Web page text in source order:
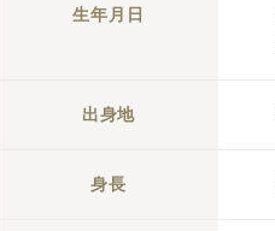
生年月日
出身地
身長